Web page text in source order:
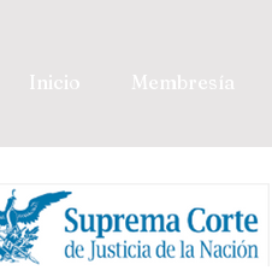
Inicio Membresía